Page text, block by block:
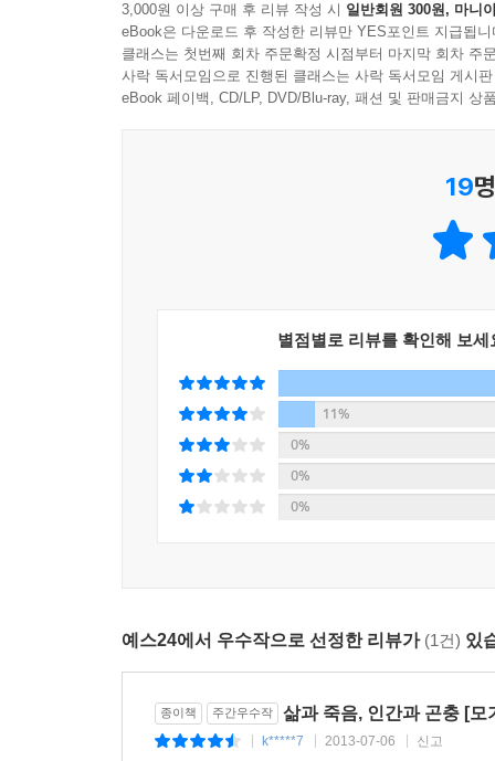
3,000원 이상 구매 후 리뷰 작성 시 일반회원 300원, 마니
eBook은 다운로드 후 작성한 리뷰만 YES포인트 지급됩니
클래스는 첫번째 회차 주문확정 시점부터 마지막 회차 주
사락 독서모임으로 진행된 클래스는 사락 독서모임 게시
eBook 페이백, CD/LP, DVD/Blu-ray, 패션 및 판매금지 상
19
별점별로 리뷰를 확인해 보세
11%
0%
0%
0%
예스24에서 우수작으로 선정한 리뷰가 (1건) 있
종이책 주간우수작 삶과 죽음, 인간과 곤충 [모
k*****7 2013-07-06 신고